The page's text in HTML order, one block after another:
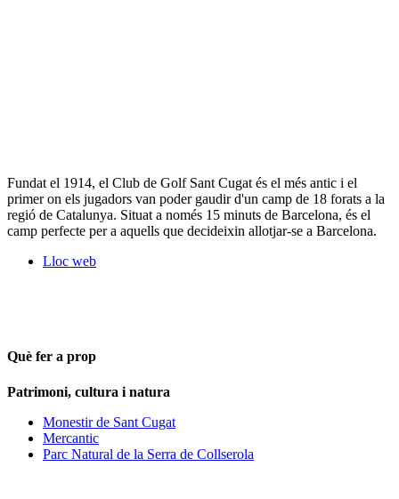
Fundat el 1914, el Club de Golf Sant Cugat és el més antic i el
primer on els jugadors van poder gaudir d'un camp de 18 forats a la
regió de Catalunya. Situat a només 15 minuts de Barcelona, és el
camp perfecte per a aquells que decideixin allotjar-se a Barcelona.
Lloc web
Què fer a prop
Patrimoni, cultura i natura
Monestir de Sant Cugat
Mercantic
Parc Natural de la Serra de Collserola